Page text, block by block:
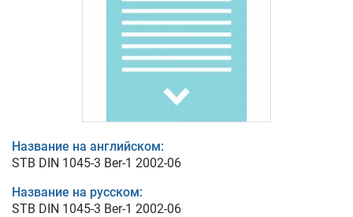
Название на английском:
STB DIN 1045-3 Ber-1 2002-06
Название на русском:
STB DIN 1045-3 Ber-1 2002-06